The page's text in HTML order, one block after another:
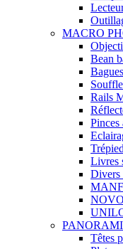
MACRO
Bean
Rails
Pinces
Livres
Divers
Têtes